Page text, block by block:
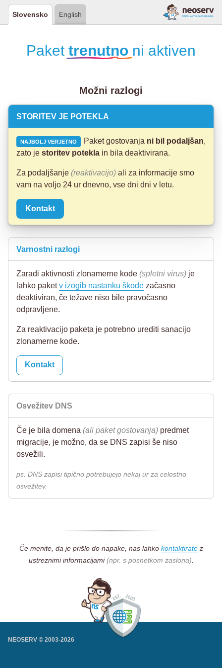
Slovensko English
Paket trenutno ni aktiven
Možni razlogi
STORITEV JE POTEKLA
NAJBOLJ VERJETNO Paket gostovanja ni bil podaljšan,
zato je storitev potekla in bila deaktivirana.
Za podaljšanje (reaktivacijo) ali za informacije smo
vam na voljo 24 ur dnevno, vse dni dni v letu.
Kontakt
Varnostni razlogi
Zaradi aktivnosti zlonamerne kode (spletni virus) je
lahko paketv izogib nastanku škode začasno
deaktiviran, če težave niso bile pravočasno
odpravljene.
Za reaktivacijo paketa je potrebno urediti sanacijo
zlonamerne kode.
Kontakt
Osvežitev DNS
Če je bila domena (ali paket gostovanja) predmet
migracije, je možno, da se DNS zapisi še niso
osvežili.
ps. DNS zapisi tipično potrebujejo nekaj ur za celostno
osvežitev.
Če menite, da je prišlo do napake, nas lahko kontaktiratez
ustreznimi informacijami(npr. s posnetkom zaslona)
NEOSERV © 2003-2026